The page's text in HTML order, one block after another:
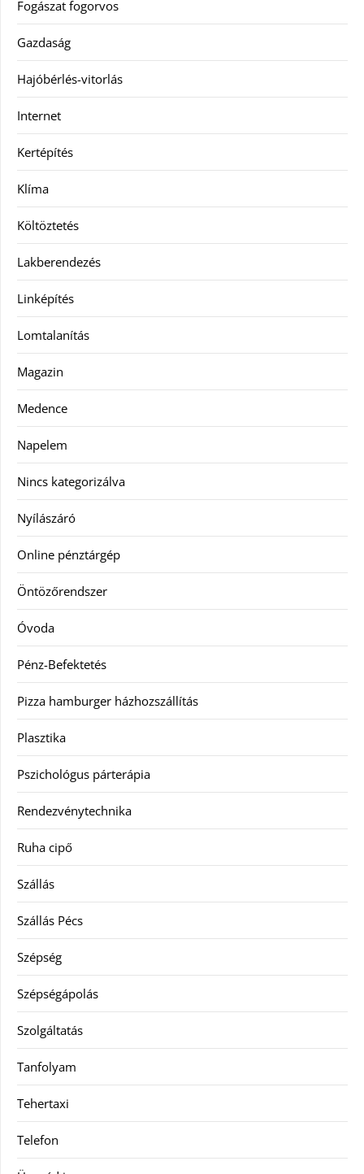
Fogászat fogorvos
Gazdaság
Hajóbérlés-vitorlás
Internet
Kertépítés
Klíma
Költöztetés
Lakberendezés
Linképítés
Lomtalanítás
Magazin
Medence
Napelem
Nincs kategorizálva
Nyílászáró
Online pénztárgép
Öntözőrendszer
Óvoda
Pénz-Befektetés
Pizza hamburger házhozszállítás
Plasztika
Pszichológus párterápia
Rendezvénytechnika
Ruha cipő
Szállás
Szállás Pécs
Szépség
Szépségápolás
Szolgáltatás
Tanfolyam
Tehertaxi
Telefon